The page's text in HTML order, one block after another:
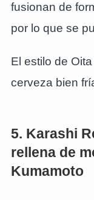
fusionan de
por lo que se
El estilo de
cerveza bien
5. Karashi
rellena de
Kumamoto